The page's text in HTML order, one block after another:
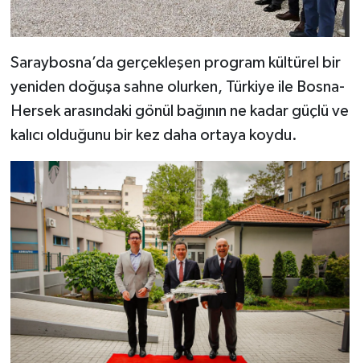
Saraybosna’da gerçekleşen program kültürel bir
yeniden doğuşa sahne olurken, Türkiye ile Bosna-
Hersek arasındaki gönül bağının ne kadar güçlü ve
kalıcı olduğunu bir kez daha ortaya koydu.